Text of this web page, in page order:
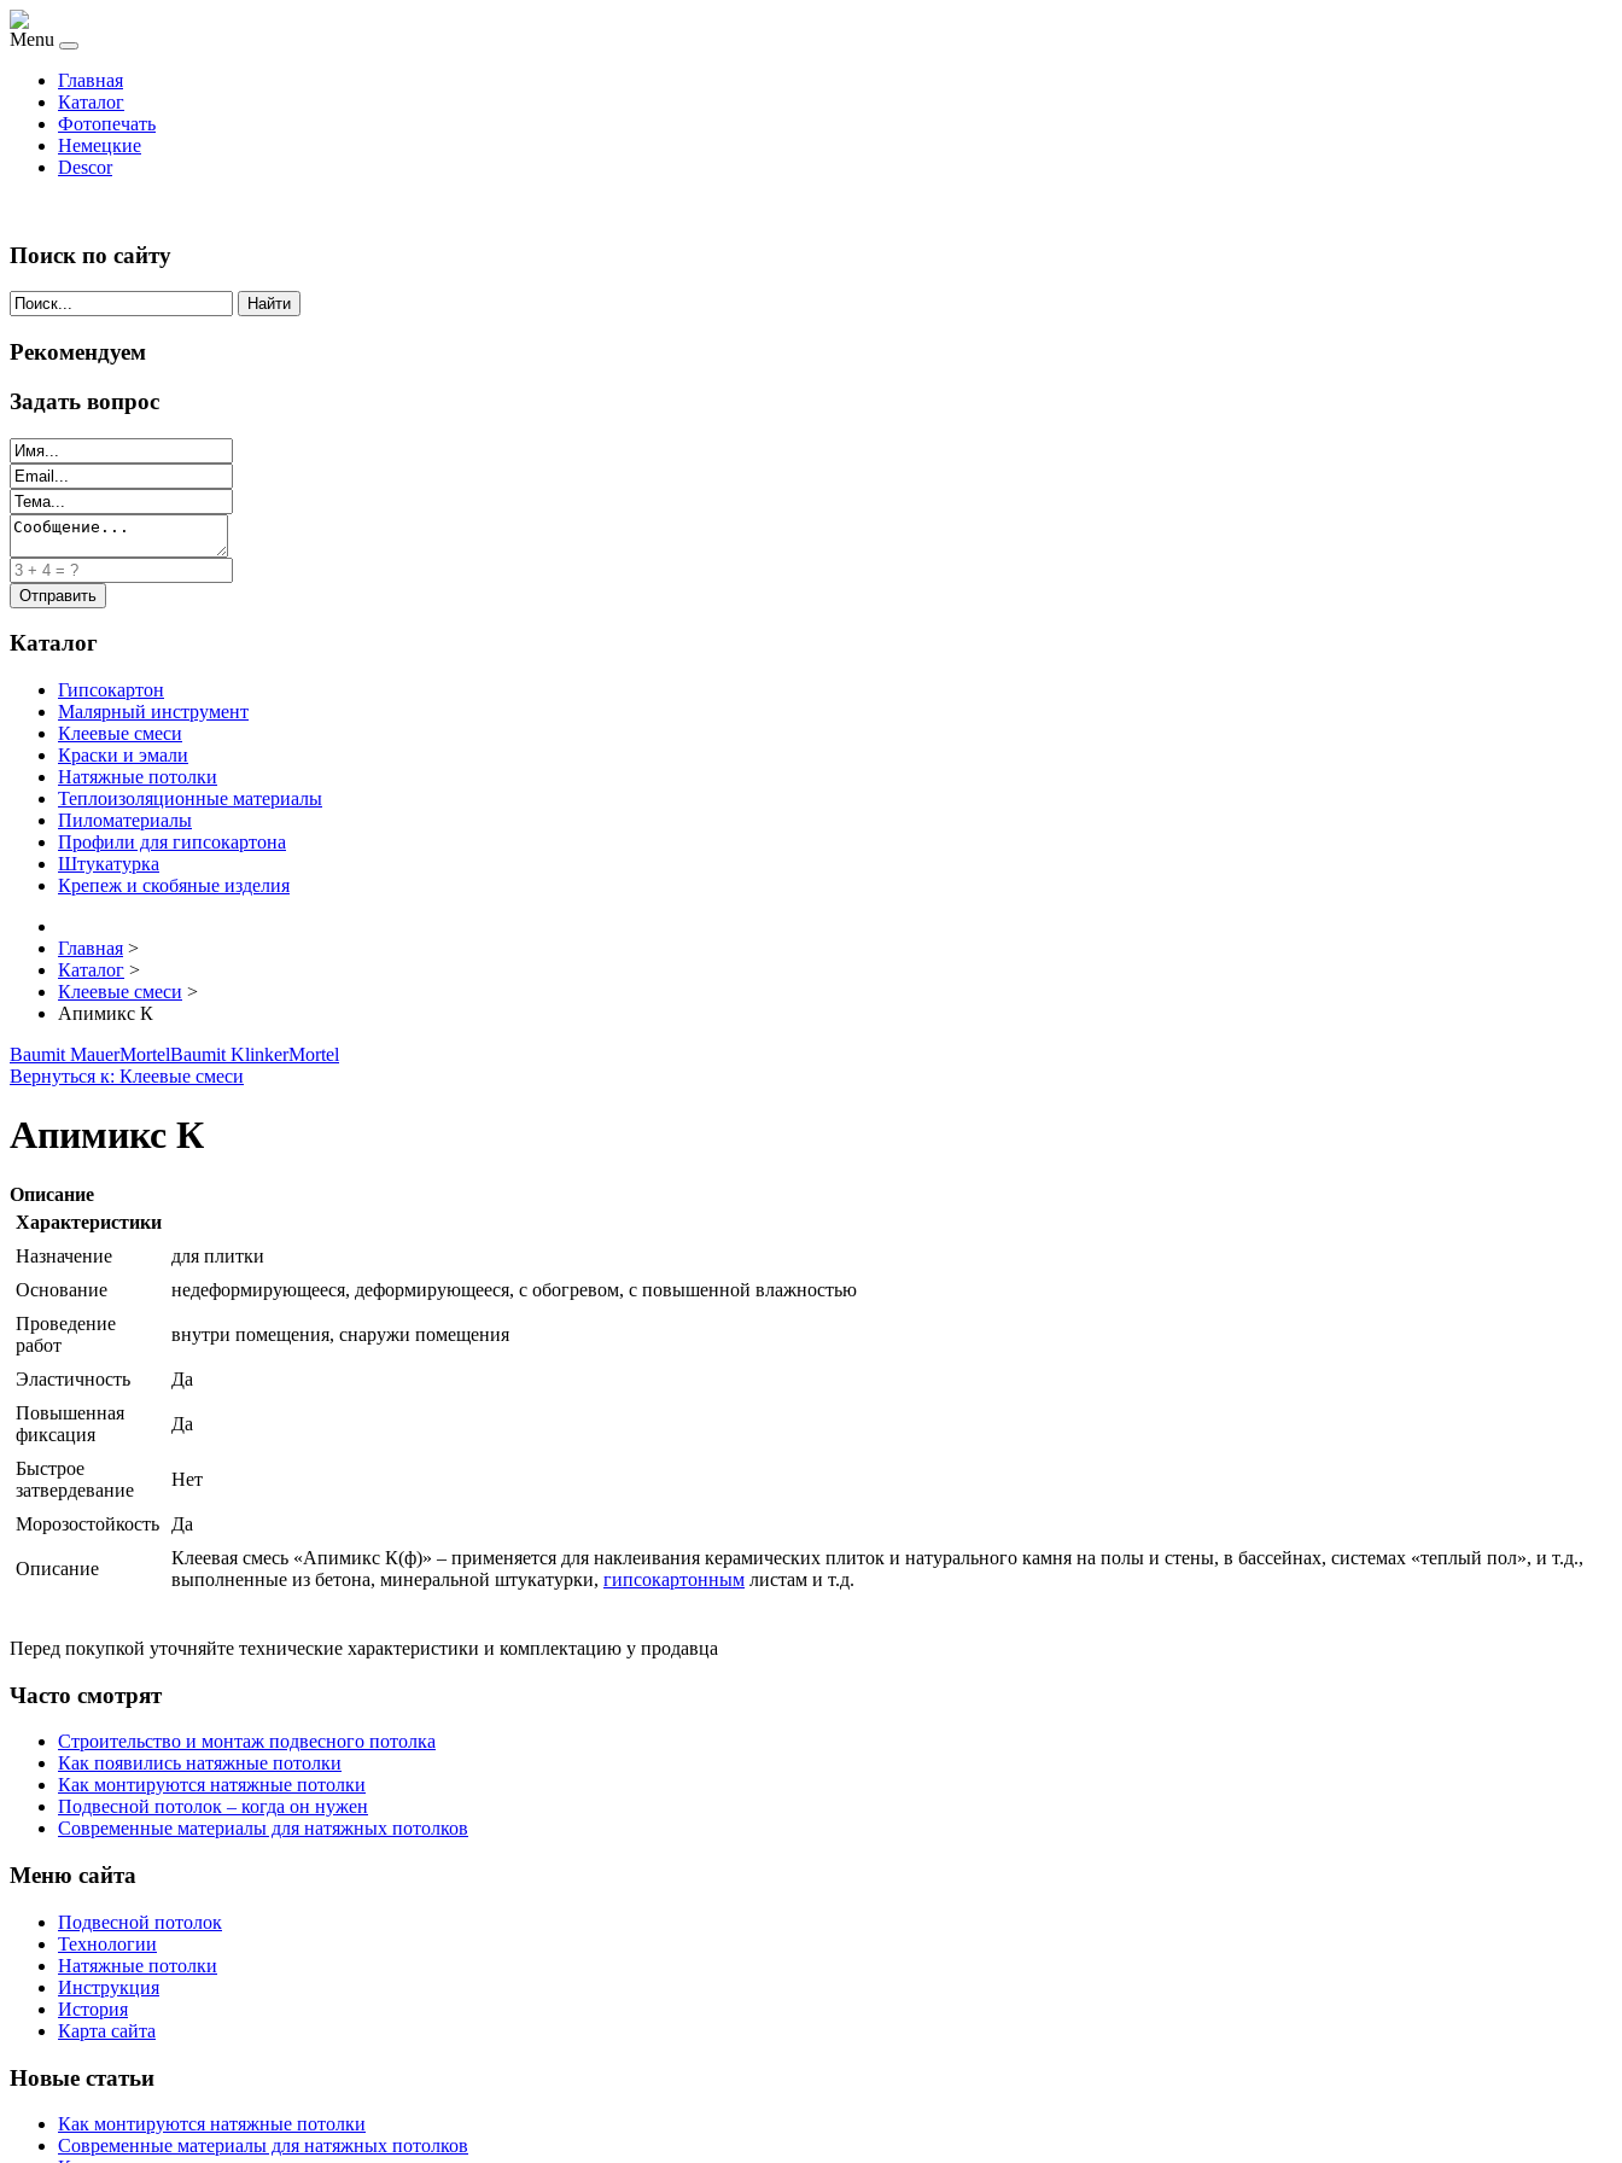
Menu
Главная
Каталог
Фотопечать
Немецкие
Descor
Поиск по сайту
Найти
Рекомендуем
Задать вопрос
Каталог
Гипсокартон
Малярный инструмент
Клеевые смеси
Краски и эмали
Натяжные потолки
Теплоизоляционные материалы
Пиломатериалы
Профили для гипсокартона
Штукатурка
Крепеж и скобяные изделия
Главная >
Каталог >
Клеевые смеси >
Апимикс К
Baumit MauerMortelBaumit KlinkerMortel
Вернуться к: Клеевые смеси
Апимикс К
Описание
Характеристики
Назначение
для плитки
Основание
недеформирующееся, деформирующееся, с обогревом, с повышенной влажностью
Проведение
работ
внутри помещения, снаружи помещения
Эластичность
Да
Повышенная
фиксация
Да
Быстрое
затвердевание
Нет
Морозостойкость Да
Описание
Клеевая смесь «Апимикс К(ф)» – применяется для наклеивания керамических плиток и натурального камня на полы и стены, в бассейнах, системах «теплый пол», и т.д.,
выполненные из бетона, минеральной штукатурки, гипсокартонным листам и т.д.
Перед покупкой уточняйте технические характеристики и комплектацию у продавца
Часто смотрят
Строительство и монтаж подвесного потолка
Как появились натяжные потолки
Как монтируются натяжные потолки
Подвесной потолок – когда он нужен
Современные материалы для натяжных потолков
Меню сайта
Подвесной потолок
Технологии
Натяжные потолки
Инструкция
История
Карта сайта
Новые статьи
Как монтируются натяжные потолки
Современные материалы для натяжных потолков